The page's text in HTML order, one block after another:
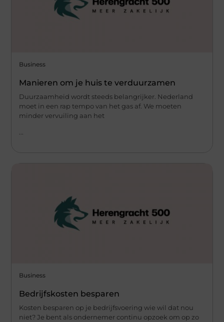
Business
Manieren om je huis te verduurzamen
Duurzaamheid wordt steeds belangrijker. Nederland
moet in een rap tempo van het gas af. We moeten
minder vervuiling aan het
Business
Bedrijfskosten besparen
Kosten besparen op je bedrijfsvoering wie wil dat nou
niet? Je bent als ondernemer continu opzoek om op zo